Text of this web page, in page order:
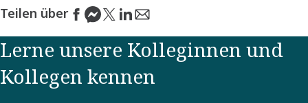
Teilen über
Lerne unsere Kolleginnen und
Kollegen kennen